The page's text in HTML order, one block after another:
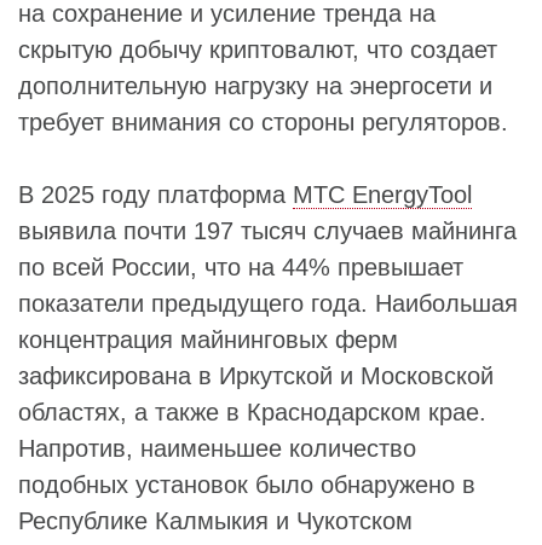
на сохранение и усиление тренда на
скрытую добычу криптовалют, что создает
дополнительную нагрузку на энергосети и
требует внимания со стороны регуляторов.
В 2025 году платформа МТС EnergyTool
выявила почти 197 тысяч случаев майнинга
по всей России, что на 44% превышает
показатели предыдущего года. Наибольшая
концентрация майнинговых ферм
зафиксирована в Иркутской и Московской
областях, а также в Краснодарском крае.
Напротив, наименьшее количество
подобных установок было обнаружено в
Республике Калмыкия и Чукотском